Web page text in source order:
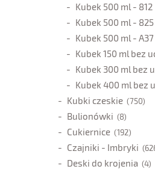
Kubek 500 ml - 812
Kubek 500 ml - 825
Kubek 500 ml - A37
Kubek 150 ml bez
Kubek 300 ml bez
Kubek 400 ml bez
Kubki czeskie (750)
Bulionówki (8)
Cukiernice (192)
Czajniki - Imbryki
Deski do krojenia (4)